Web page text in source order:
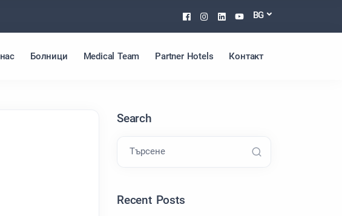
Facebook
Instagram
Linkedin
Youtube
BG
Болници Medical Team Partner Hotels Контакт
Search
Търсене
Recent Posts